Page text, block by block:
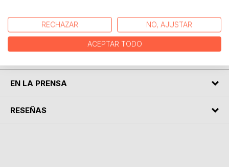
no aceptar a la primera cualquier información recibida, y así
aportar dirección al rumbo del mundo.
EN LA PRENSA
RESEÑAS
RECHAZAR NO, AJUSTAR
ACEPTAR TODO